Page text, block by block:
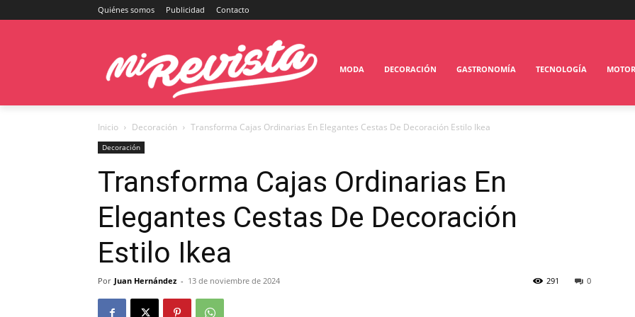
Quiénes somos Publicidad Contacto
MODA DECORACIÓN GASTRONOMÍA TECNOLOGÍA MOTOR
Inicio Decoración Transforma Cajas Ordinarias En Elegantes Cestas De Decoración Estilo Ikea
Decoración
Transforma Cajas Ordinarias En
Elegantes Cestas De Decoración
Estilo Ikea
Por Juan Hernández - 13 de noviembre de 2024 0
291